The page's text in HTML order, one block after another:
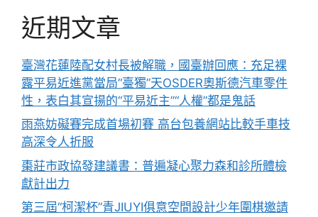
近期文章
臺灣花蓮陸配女村長被解職，國臺辦回應：充足裸
露平易近進黨當局“臺獨”天OSDER奧斯德汽車零件
性，表白其宣揚的“平易近主”“人權”都是鬼話
雨燕妨礙賽完成首場初賽 高台包養網站比較手車技
高深令人折服
棗莊市政協發建議書：普遍凝心聚力森和診所體檢
獻計出力
第三屆“柯潔杯”青JIUYI俱意空間設計少年圍棋邀請